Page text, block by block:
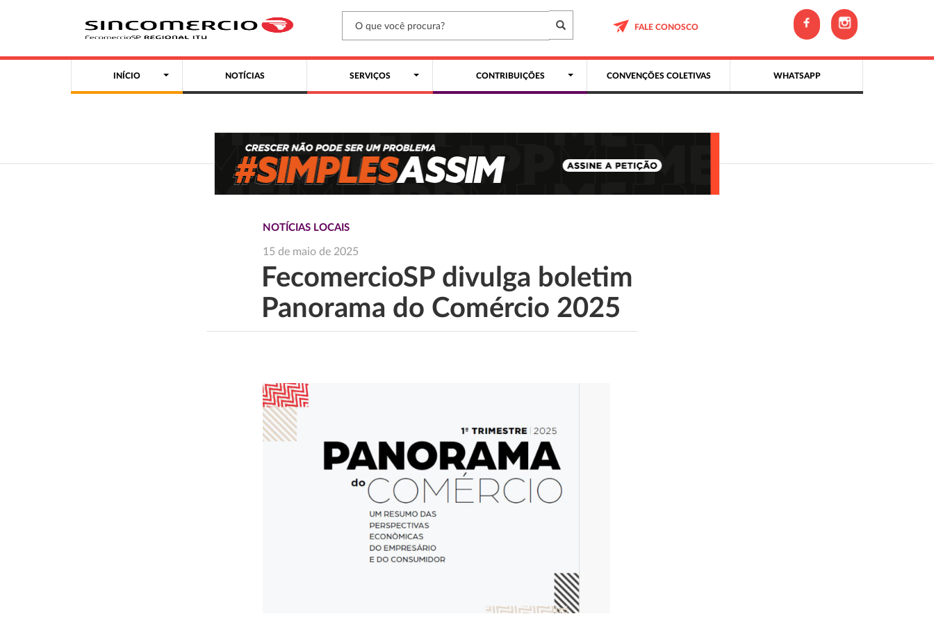
FALE CONOSCO
INÍCIO NOTÍCIAS SERVIÇOS CONTRIBUIÇÕES CONVENÇÕES COLETIVAS WHATSAPP
NOTÍCIAS LOCAIS
15 de maio de 2025
FecomercioSP divulga boletim
Panorama do Comércio 2025